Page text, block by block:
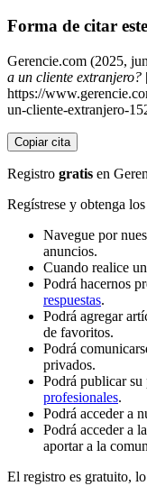
Forma de citar
Gerencie.com (2025,
a un cliente extranjero?
https://
un-cliente-extranjero-
Copiar cita
Registro gratis en
Regístrese y obtenga
Navegue por
anuncios.
Cuando realice
Podrá hacernos
respuestas.
Podrá agregar
de favoritos.
Podrá
privados.
Podrá publicar
profesionales.
Podrá acceder a
Podrá acceder a
aportar a la
El registro es gratuito,